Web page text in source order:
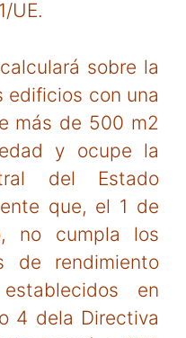
UE.
sobre la
con una
más de 500 m2
y ocupe la
del Estado
que, el 1 de
no cumpla los
de rendimiento
en
4 dela Directiva